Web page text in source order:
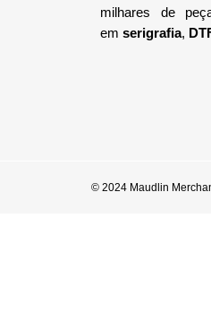
milhares de
em serigrafia,
© 2024 Maudlin